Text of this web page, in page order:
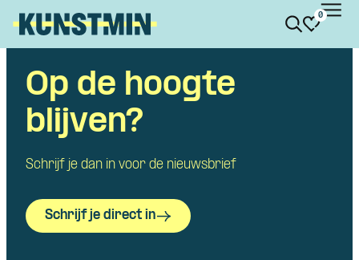
Skip navigatie
0
Op de hoogte
blijven?
Schrijf je dan in voor de nieuwsbrief
Schrijf je direct in